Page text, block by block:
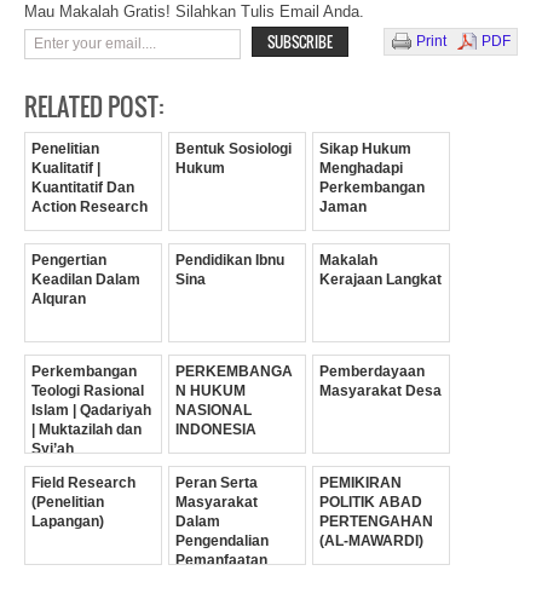
Mau Makalah Gratis! Silahkan Tulis Email Anda.
Print PDF
RELATED POST:
Penelitian
Kualitatif |
Kuantitatif Dan
Action Research
Bentuk Sosiologi
Hukum
Sikap Hukum
Menghadapi
Perkembangan
Jaman
Pengertian
Keadilan Dalam
Alquran
Pendidikan Ibnu
Sina
Makalah
Kerajaan Langkat
Perkembangan
Teologi Rasional
Islam | Qadariyah
| Muktazilah dan
Syi’ah
PERKEMBANGA
N HUKUM
NASIONAL
INDONESIA
Pemberdayaan
Masyarakat Desa
Field Research
(Penelitian
Lapangan)
Peran Serta
Masyarakat
Dalam
Pengendalian
Pemanfaatan
PEMIKIRAN
POLITIK ABAD
PERTENGAHAN
(AL-MAWARDI)